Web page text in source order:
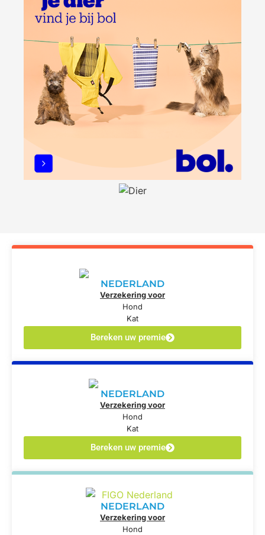
NEDERLAND
Verzekering voor
Hond
Kat
Bereken uw premie
NEDERLAND
Verzekering voor
Hond
Kat
Bereken uw premie
NEDERLAND
Verzekering voor
Hond